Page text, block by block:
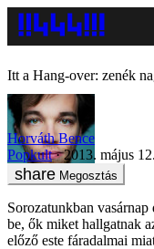
Itt a Hang-over: zenék
Horváth Bence
Popkult
2013. május
Megosztás
Sorozatunkban
be, ők miket hallgatnak
előző este fáradalmai